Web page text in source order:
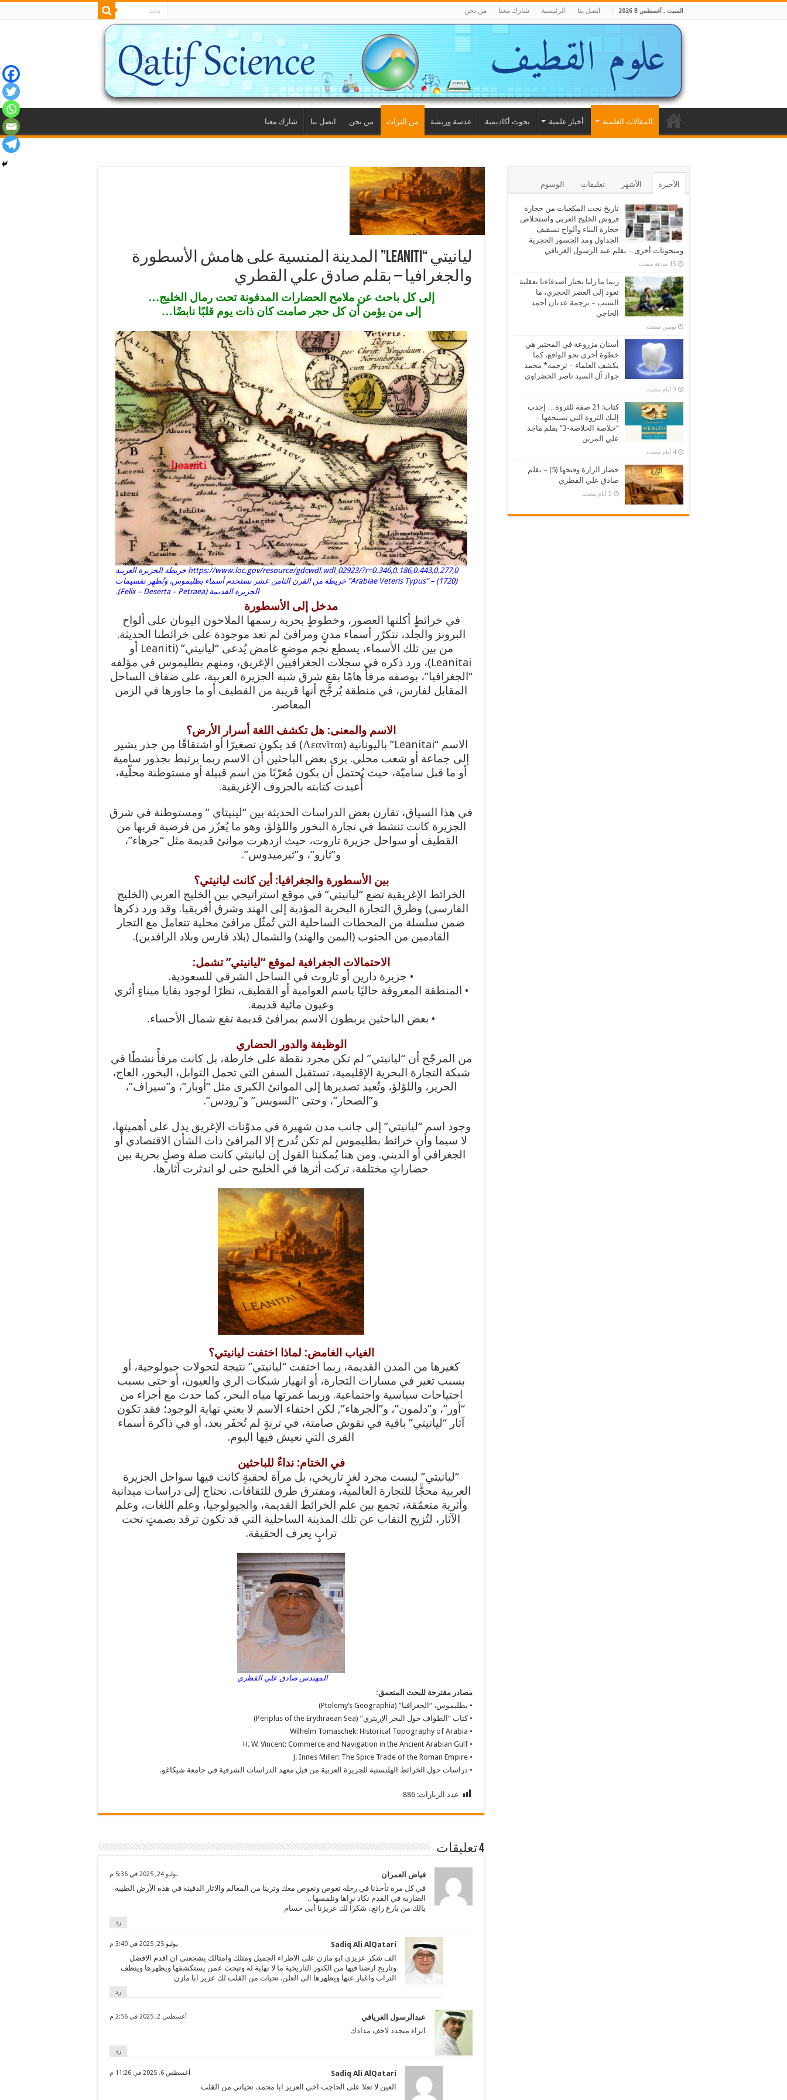
السبت , أغسطس 8 2026 اتصل بنا الرئيسية شارك معنا من نحن
المقالات العلمية أخبار علمية بحوث أكاديمية عدسة وريشة من التراث من نحن اتصل بنا شارك معنا
ليانيتي “Leaniti” المدينة المنسية على هامش الأسطورة
والجغرافيا – بقلم صادق علي القطري
إلى كل باحث عن ملامح الحضارات المدفونة تحت رمال الخليج…
إلى من يؤمن أن كل حجر صامت كان ذات يوم قلبًا نابضًا…
https://www.loc.gov/resource/gdcwdl.wdl_02923/?r=0.346,0.186,0.443,0.277,0 خريطة الجزيرة العربية
(1720) – “Arabiae Veteris Typus” خريطة من القرن الثامن عشر تستخدم أسماء بطليموس، وتُظهِر تقسيمات
الجزيرة القديمة (Felix – Deserta – Petraea).
مدخل إلى الأسطورة
في خرائطٍ أكلتها العصور، وخطوطٍ بحرية رسمها الملاحون اليونان على ألواح
البرونز والجلد، تتكرّر أسماء مدنٍ ومرافئ لم تعد موجودة على خرائطنا الحديثة.
من بين تلك الأسماء، يسطع نجم موضعٍ غامض يُدعى “ليانيتي” (Leaniti أو
Leanitai)، ورد ذكره في سجلات الجغرافيين الإغريق، ومنهم بطليموس في مؤلفه
“الجغرافيا”، بوصفه مرفأً هامًا يقع شرق شبه الجزيرة العربية، على ضفاف الساحل
المقابل لفارس، في منطقة يُرجَّح أنها قريبة من القطيف أو ما جاورها في الزمن
المعاصر.
الاسم والمعنى: هل تكشف اللغة أسرار الأرض؟
الاسم “Leanitai” باليونانية (Λεανῖται) قد يكون تصغيرًا أو اشتقاقًا من جذر يشير
إلى جماعة أو شعب محلي. يرى بعض الباحثين أن الاسم ربما يرتبط بجذور سامية
أو ما قبل ساميّة، حيث يُحتمل أن يكون مُعرّبًا من اسم قبيلة أو مستوطنة محلّية،
أُعيدت كتابته بالحروف الإغريقية.
في هذا السياق، تقارن بعض الدراسات الحديثة بين “لينيتاي ” ومستوطنة في شرق
الجزيرة كانت تنشط في تجارة البخور واللؤلؤ، وهو ما يُعزّز من فرضية قربها من
القطيف أو سواحل جزيرة تاروت، حيث ازدهرت موانئ قديمة مثل “جرهاء”،
و”ثارو”، و”ثيرميدوس”.
بين الأسطورة والجغرافيا: أين كانت ليانيتي؟
الخرائط الإغريقية تضع “ليانيتي” في موقع استراتيجي بين الخليج العربي (الخليج
الفارسي) وطرق التجارة البحرية المؤدية إلى الهند وشرق أفريقيا. وقد ورد ذكرها
ضمن سلسلة من المحطات الساحلية التي تُمثّل مرافئ محلية تتعامل مع التجار
القادمين من الجنوب (اليمن والهند) والشمال (بلاد فارس وبلاد الرافدين).
الاحتمالات الجغرافية لموقع “ليانيتي” تشمل:
• جزيرة دارين أو تاروت في الساحل الشرقي للسعودية.
• المنطقة المعروفة حاليًا باسم العوامية أو القطيف، نظرًا لوجود بقايا ميناءٍ أثري
وعيون مائية قديمة.
• بعض الباحثين يربطون الاسم بمرافئ قديمة تقع شمال الأحساء.
الوظيفة والدور الحضاري
من المرجّح أن “ليانيتي” لم تكن مجرد نقطة على خارطة، بل كانت مرفأً نشطًا في
شبكة التجارة البحرية الإقليمية، تستقبل السفن التي تحمل التوابل، البخور، العاج،
الحرير، واللؤلؤ، وتُعيد تصديرها إلى الموانئ الكبرى مثل “أوبار”، و”سيراف”،
و”الصحار”، وحتى “السويس” و”رودس”.
وجود اسم “ليانيتي” إلى جانب مدن شهيرة في مدوّنات الإغريق يدل على أهميتها،
لا سيما وأن خرائط بطليموس لم تكن تُدرج إلا المرافئ ذات الشأن الاقتصادي أو
الجغرافي أو الديني. ومن هنا يُمكننا القول إن ليانيتي كانت صلة وصلٍ بحرية بين
حضاراتٍ مختلفة، تركت أثرها في الخليج حتى لو اندثرت آثارها.
الغياب الغامض: لماذا اختفت ليانيتي؟
كغيرها من المدن القديمة، ربما اختفت “ليانيتي” نتيجة لتحولات جيولوجية، أو
بسبب تغير في مسارات التجارة، أو انهيار شبكات الري والعيون، أو حتى بسبب
اجتياحات سياسية واجتماعية. وربما غمرتها مياه البحر، كما حدث مع أجزاء من
“أور”، و”دلمون”، و”الجرهاء”, لكن اختفاء الاسم لا يعني نهاية الوجود؛ فقد تكون
آثار “ليانيتي” باقية في نقوش صامتة، في تربةٍ لم تُحفَر بعد، أو في ذاكرة أسماء
القرى التي نعيش فيها اليوم.
في الختام: نداءٌ للباحثين
“ليانيتي” ليست مجرد لغزٍ تاريخي، بل مرآة لحقبةٍ كانت فيها سواحل الجزيرة
العربية محجًّا للتجارة العالمية، ومفترق طرق للثقافات. نحتاج إلى دراسات ميدانية
وأثرية متعمّقة، تجمع بين علم الخرائط القديمة، والجيولوجيا، وعلم اللغات، وعلم
الآثار، لتُزيح النقاب عن تلك المدينة الساحلية التي قد تكون ترقد بصمتٍ تحت
ترابٍ يعرف الحقيقة.
المهندس صادق علي القطري
مصادر مقترحة للبحث المتعمق:
• بطليموس، “الجغرافيا” (Ptolemy’s Geographia)
• كتاب “الطواف حول البحر الإريتري” (Periplus of the Erythraean Sea)
• Wilhelm Tomaschek: Historical Topography of Arabia
• H. W. Vincent: Commerce and Navigation in the Ancient Arabian Gulf
• J. Innes Miller: The Spice Trade of the Roman Empire
• دراسات حول الخرائط الهلنستية للجزيرة العربية من قبل معهد الدراسات الشرقية في جامعة شيكاغو.
عدد الزيارات: 886
4 تعليقات
يوليو 24, 2025 في 5:36 م
في كل مرة تأخذنا في رحلة تغوص ونغوص معك وترينا من المعالم والاثار الدفينة في هذه الأرض الطيبة
الضاربة في القدم نكاد نراها ونلمسها ..
يالك من بارع رائع.. شكراً لك عزيزنا أبى حسام
رد
Sadiq Ali AlQatari يوليو 25, 2025 في 3:40 م
الف شكر عزيزي ابو مازن على الاطراء الجميل ومثلك وامثالك يشجعني ان اقدم الافضل
وتاريخ ارضنا فيها من الكنوز التاريخية ما لا نهاية له وتبحث عمن يستكشفها ويظهرها وينظف
التراب واغبار عنها ويظهرها الى العلن. تحيات من القلب لك عزيز ابا مازن
رد
عبدالرسول الغريافي أغسطس 2, 2025 في 2:56 م
اثراء متجدد لاجف مدادك
رد
Sadiq Ali AlQatari أغسطس 6, 2025 في 11:26 م
العين لا تعلا على الحاجب اخي العزيز ابا محمد. تحياتي من القلب
الأخيرة الأشهر تعليقات الوسوم
تاريخ نحت المكعبات من حجارة
فروش الخليج العربي واستخلاص
حجارة البناء وألواح تسقيف
الجداول ومد الجسور الحجرية
ومنحوتات أخرى – بقلم عبد الرسول الغريافي
ربما ما زلنا نختار أصدقاءنا بعقلية
تعود إلى العصر الحجري، ما
السبب – ترجمة عدنان أحمد
الحاجي
‏يومين مضت
أسنان مزروعة في المختبر هي
خطوة أخرى نحو الواقع، كما
يكشف العلماء – ترجمة* محمد
جواد آل السيد ناصر الخضراوي
كتاب: 21 صفة للثروة… إجذب
إليك الثروة التي تستحقها –
“خلاصة الخلاصة-3” بقلم ماجد
علي المزين
حصار الزارة وفتحها (5) – بقلم
صادق علي القطري